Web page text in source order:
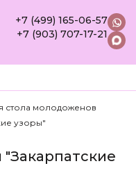
+7 (499) 165-06-57
+7 (903) 707-17-21
стола молодоженов
узоры"